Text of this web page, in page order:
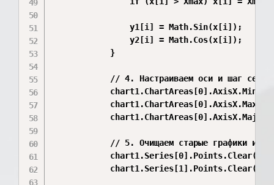
                y1[i] = Math.Sin(x[i]);
                y2[i] = Math.Cos(x[i]);
            }
            // 4. Настраиваем оси и шаг сетки
// 5. Очищаем старые графики и
            chart1.Series[0].Points.Clear();
            chart1.Series[1].Points.Clear();